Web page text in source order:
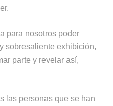
para nosotros poder
sobresaliente exhibición,
parte y revelar así,
las personas que se han